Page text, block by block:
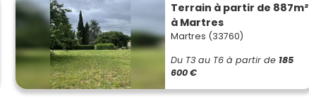
Terrain à partir de 887m²
à Martres
Martres (33760)
Du T3 au T6 à partir de 185
600 €